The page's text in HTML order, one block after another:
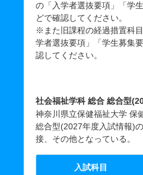
の「入学者選抜要項」「学
どで確認してください。
※また旧課程の経過措置科
学者選抜要項」「学生募集
認してください。
社会福祉学科 総合 総合型
神奈川県立保健福祉大学 保
総合型(2027年度入試情報)
接、その他となっている。
入試科目